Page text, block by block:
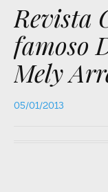
Revista
famoso
Mely
05/01/2013